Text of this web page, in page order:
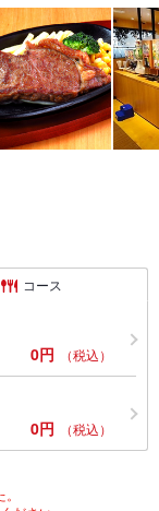
コース
0円 （税込）
0円 （税込）